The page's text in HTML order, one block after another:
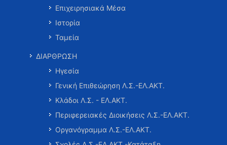
Επιχειρησιακά Μέσα
Ιστορία
Ταμεία
ΔΙΑΡΘΡΩΣΗ
Ηγεσία
Γενική Επιθεώρηση Λ.Σ.-ΕΛ.ΑΚΤ.
Κλάδοι Λ.Σ. - ΕΛ.ΑΚΤ.
Περιφερειακές Διοικήσεις Λ.Σ.-ΕΛ.ΑΚΤ.
Οργανόγραμμα Λ.Σ.-ΕΛ.ΑΚΤ.